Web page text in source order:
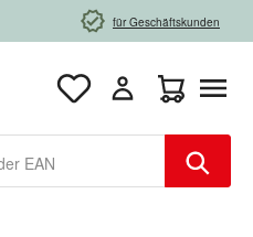
für Geschäftskunden